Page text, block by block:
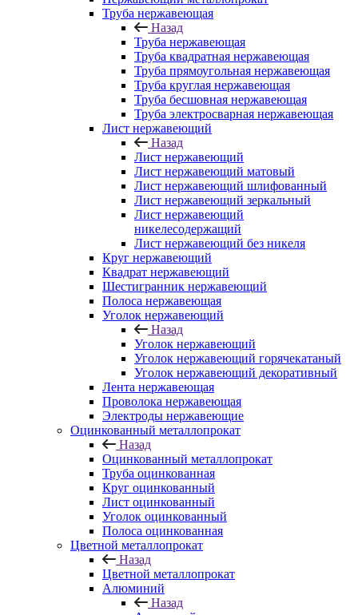
Труба нержавеющая
Назад
Труба нержавеющая
Труба квадратная нержавеющая
Труба прямоугольная нержавеющая
Труба круглая нержавеющая
Труба бесшовная нержавеющая
Труба электросварная нержавеющая
Лист нержавеющий
Назад
Лист нержавеющий
Лист нержавеющий матовый
Лист нержавеющий шлифованный
Лист нержавеющий зеркальный
Лист нержавеющий
никелесодержащий
Лист нержавеющий без никеля
Круг нержавеющий
Квадрат нержавеющий
Шестигранник нержавеющий
Полоса нержавеющая
Уголок нержавеющий
Назад
Уголок нержавеющий
Уголок нержавеющий горячекатаный
Уголок нержавеющий декоративный
Лента нержавеющая
Проволока нержавеющая
Электроды нержавеющие
Оцинкованный металлопрокат
Назад
Оцинкованный металлопрокат
Труба оцинкованная
Круг оцинкованный
Лист оцинкованный
Уголок оцинкованный
Полоса оцинкованная
Цветной металлопрокат
Назад
Цветной металлопрокат
Алюминий
Назад